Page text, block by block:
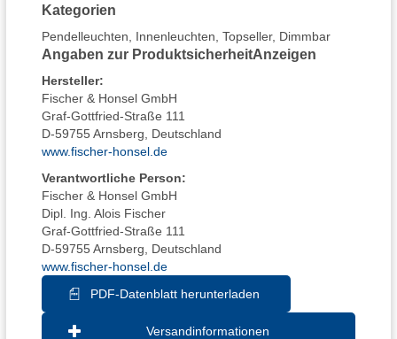
Kategorien
Pendelleuchten Innenleuchten Topseller, Dimmbar
Angaben zur ProduktsicherheitAnzeigen
Hersteller:
Fischer & Honsel GmbH
Graf-Gottfried-Straße 111
D-59755 Arnsberg, Deutschland
www.fischer-honsel.de
Verantwortliche Person:
Fischer & Honsel GmbH
Dipl. Ing. Alois Fischer
Graf-Gottfried-Straße 111
D-59755 Arnsberg, Deutschland
www.fischer-honsel.de
PDF-Datenblatt herunterladen
Versandinformationen